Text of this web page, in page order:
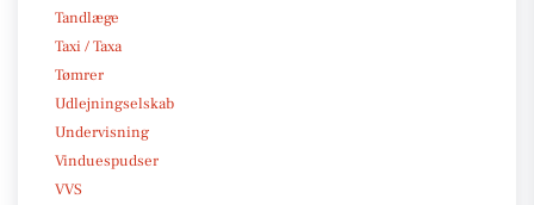
Tandlæge
Taxi / Taxa
Tømrer
Udlejningselskab
Undervisning
Vinduespudser
VVS